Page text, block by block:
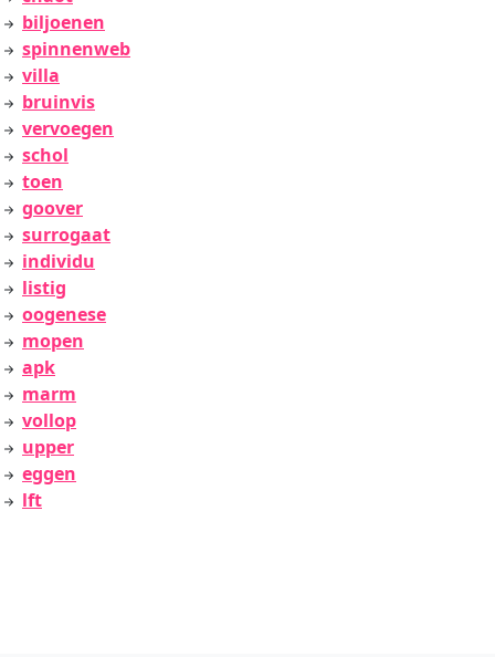
biljoenen
spinnenweb
villa
bruinvis
vervoegen
schol
toen
goover
surrogaat
individu
listig
oogenese
mopen
apk
marm
vollop
upper
eggen
lft